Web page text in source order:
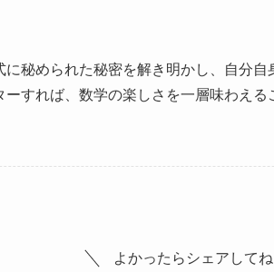
秘められた秘密を解き明かし、自分
すれば、数学の楽しさを一層味わえる
よかったらシェアしてね